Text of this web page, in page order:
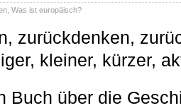
Was ist europäisch?
zurückdenken,
kleiner, kürzer,
Buch über die